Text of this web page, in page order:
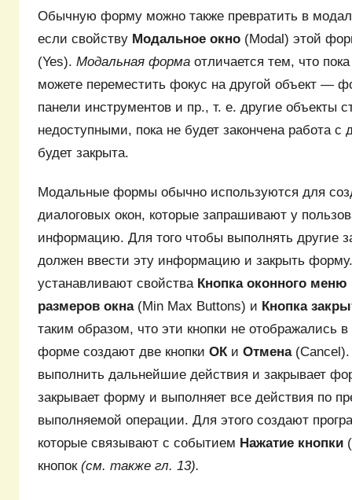
Обычную форму можно также превратить в
если свойству Модальное окно (Modal) этой
(Yes). Модальная форма отличается тем, что
можете переместить фокус на другой объект —
панели инструментов и пр., т. е. другие объекты
недоступными, пока не будет закончена работа
будет закрыта.
Модальные формы обычно используются для
диалоговых окон, которые запрашивают у
информацию. Для того чтобы выполнять другие
должен ввести эту информацию и закрыть
устанавливают свойства Кнопка оконного меню
размеров окна (Min Max Buttons) и Кнопка
таким образом, что эти кнопки не отображались
форме создают две кнопки ОК и Отмена
выполнить дальнейшие действия и закрывает
закрывает форму и выполняет все действия по
выполняемой операции. Для этого создают
которые связывают с событием Нажатие кнопки
кнопок (см. также гл. 13).